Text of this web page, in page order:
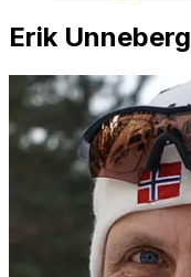
Erik Unneberg